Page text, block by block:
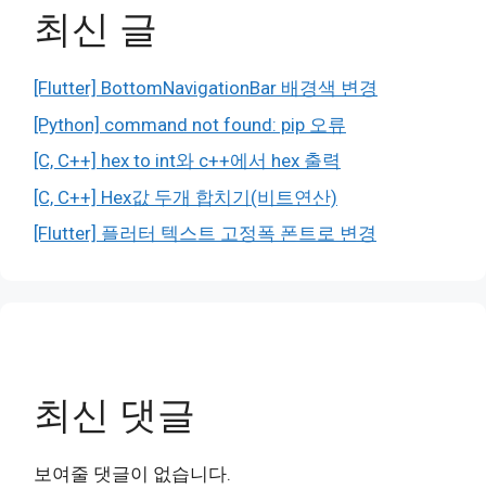
최신 글
[Flutter] BottomNavigationBar 배경색 변경
[Python] command not found: pip 오류
[C, C++] hex to int와 c++에서 hex 출력
[C, C++] Hex값 두개 합치기(비트연산)
[Flutter] 플러터 텍스트 고정폭 폰트로 변경
최신 댓글
보여줄 댓글이 없습니다.